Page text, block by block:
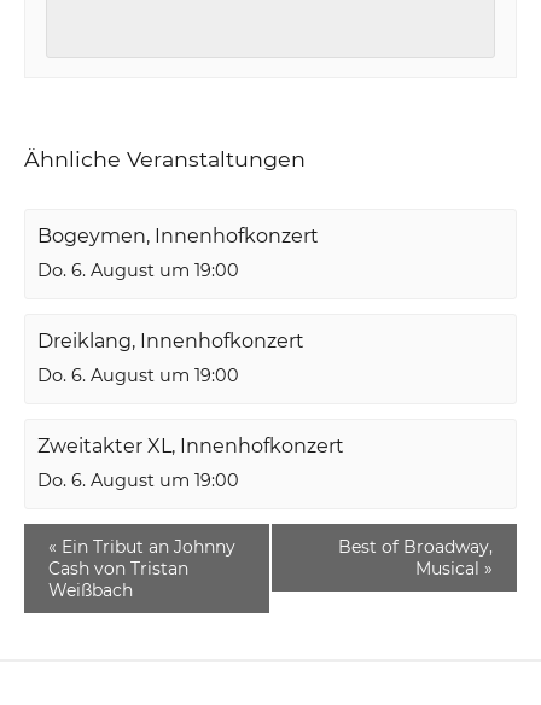
Ähnliche Veranstaltungen
Bogeymen, Innenhofkonzert
Do. 6. August um 19:00
Dreiklang, Innenhofkonzert
Do. 6. August um 19:00
Zweitakter XL, Innenhofkonzert
Do. 6. August um 19:00
« Ein Tribut an Johnny
Cash von Tristan
Weißbach
Best of Broadway,
Musical »